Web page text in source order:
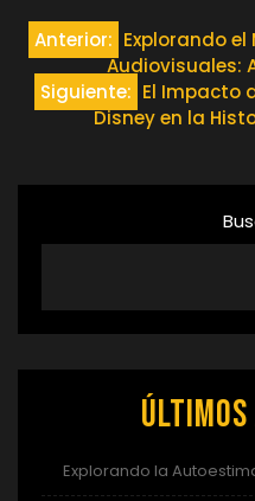
Navegación
de
entradas
Anterior: Explorando
Audiovisuales:
Siguiente: El Impacto
Disney en la
Explorando la